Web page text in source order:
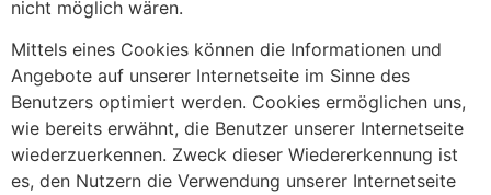
nicht möglich wären.
Mittels eines Cookies können die Informationen und
Angebote auf unserer Internetseite im Sinne des
Benutzers optimiert werden. Cookies ermöglichen uns,
wie bereits erwähnt, die Benutzer unserer Internetseite
wiederzuerkennen. Zweck dieser Wiedererkennung ist
es, den Nutzern die Verwendung unserer Internetseite